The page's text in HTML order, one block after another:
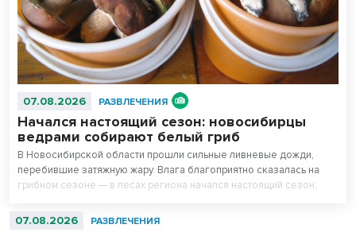
07.08.2026 РАЗВЛЕЧЕНИЯ
Начался настоящий сезон: новосибирцы
ведрами собирают белый гриб
В Новосибирской области прошли сильные ливневые дожди,
перебившие затяжную жару. Влага благоприятно сказалась на
грибном сезоне — в лесах региона начался настоящий сезон,
07.08.2026 РАЗВЛЕЧЕНИЯ